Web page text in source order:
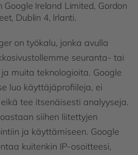
Google Ireland Limited, Gordon
Dublin 4, Irlanti.
on työkalu, jonka avulla
seuranta- tai
muita teknologioita. Google
luo käyttäjäprofiileja, ei
tee itsenäisesti analyyseja.
siihen liitettyjen
ja käyttämiseen. Google
kuitenkin IP-osoitteesi,